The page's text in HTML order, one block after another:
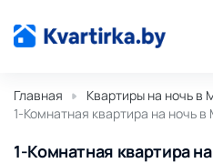
Главная
Квартиры на ночь в
1-Комнатная квартира на ночь
1-Комнатная квартира